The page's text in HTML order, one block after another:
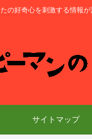
の好奇心を刺激する情報が
サイトマップ